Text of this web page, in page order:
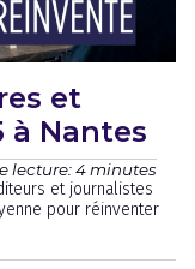
et
à Nantes
lecture: 4 minutes
et journalistes
pour réinventer